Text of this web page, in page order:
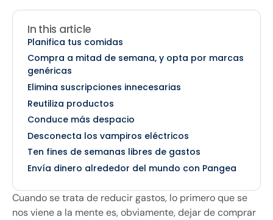
In this article
Planifica tus comidas
Compra a mitad de semana, y opta por marcas
genéricas
Elimina suscripciones innecesarias
Reutiliza productos
Conduce más despacio
Desconecta los vampiros eléctricos
Ten fines de semanas libres de gastos
Envía dinero alrededor del mundo con Pangea
Cuando se trata de reducir gastos, lo primero que se
nos viene a la mente es, obviamente, dejar de comprar